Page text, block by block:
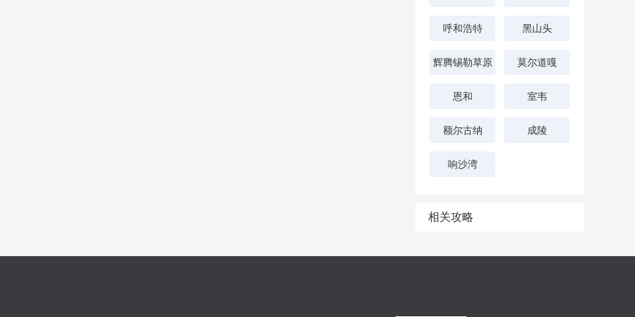
呼和浩特 黑山头
辉腾锡勒草原 莫尔道嘎
恩和 室韦
额尔古纳 成陵
响沙湾
相关攻略